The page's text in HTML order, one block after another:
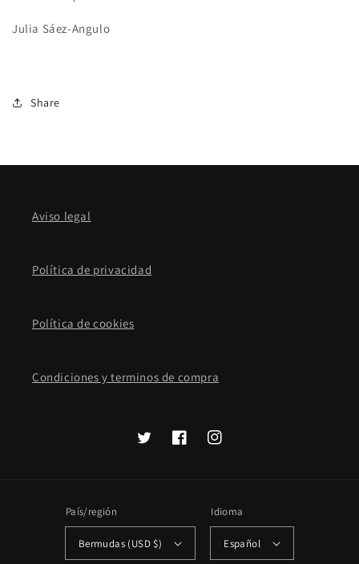
Julia Sáez-Angulo
Share
Aviso legal
Política de privacidad
Política de cookies
Condiciones y terminos de compra
TwitterFacebookInstagram
País/región
Bermudas (USD $)
Idioma
Español